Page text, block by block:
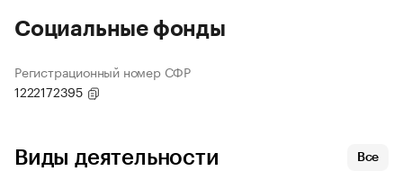
Социальные фонды
Регистрационный номер СФР
1222172395
Виды деятельности Все